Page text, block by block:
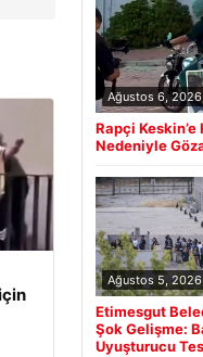
Ağustos 6, 2026
Rapçi Keskin’e
Nedeniyle
Ağustos 5, 2026
Etimesgut
Şok Gelişme:
Uyuşturucu